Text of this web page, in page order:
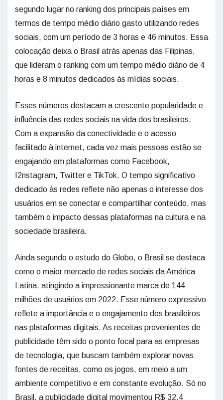
segundo lugar no ranking dos principais países em
termos de tempo médio diário gasto utilizando redes
sociais, com um período de 3 horas e 46 minutos. Essa
colocação deixa o Brasil atrás apenas das Filipinas,
que lideram o ranking com um tempo médio diário de 4
horas e 8 minutos dedicados às mídias sociais.
Esses números destacam a crescente popularidade e
influência das redes sociais na vida dos brasileiros.
Com a expansão da conectividade e o acesso
facilitado à internet, cada vez mais pessoas estão se
engajando em plataformas como Facebook,
I2nstagram, Twitter e TikTok. O tempo significativo
dedicado às redes reflete não apenas o interesse dos
usuários em se conectar e compartilhar conteúdo, mas
também o impacto dessas plataformas na cultura e na
sociedade brasileira.
Ainda segundo o estudo do Globo, o Brasil se destaca
como o maior mercado de redes sociais da América
Latina, atingindo a impressionante marca de 144
milhões de usuários em 2022. Esse número expressivo
reflete a importância e o engajamento dos brasileiros
nas plataformas digitais. As receitas provenientes de
publicidade têm sido o ponto focal para as empresas
de tecnologia, que buscam também explorar novas
fontes de receitas, como os jogos, em meio a um
ambiente competitivo e em constante evolução. Só no
Brasil, a publicidade digital movimentou R$ 32,4